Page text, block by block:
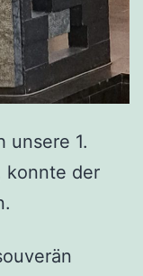
unsere 1.
konnte der